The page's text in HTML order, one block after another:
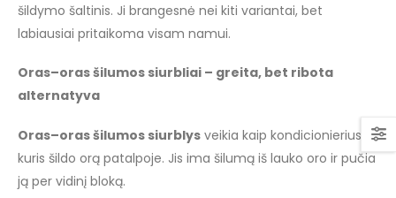
šildymo šaltinis. Ji brangesnė nei kiti variantai, bet
labiausiai pritaikoma visam namui.
Oras–oras šilumos siurbliai – greita, bet ribota
alternatyva
Oras–oras šilumos siurblys veikia kaip kondicionierius,
kuris šildo orą patalpoje. Jis ima šilumą iš lauko oro ir pučia
ją per vidinį bloką.